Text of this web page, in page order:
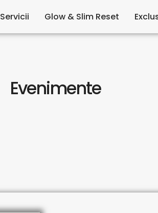
Servicii Glow & Slim Reset
Evenimente